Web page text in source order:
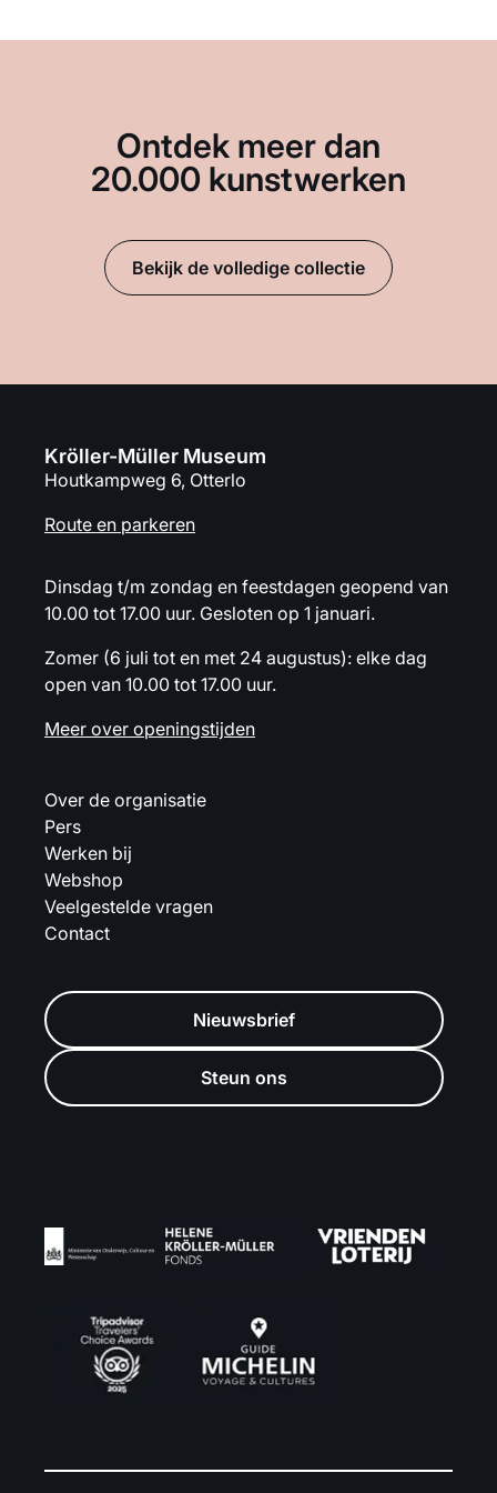
Ontdek meer dan
20.000 kunstwerken
Bekijk de volledige collectie
Kröller-Müller Museum
Houtkampweg 6, Otterlo
Route en parkeren
Dinsdag t/m zondag en feestdagen geopend van
10.00 tot 17.00 uur. Gesloten op 1 januari.
Zomer (6 juli tot en met 24 augustus): elke dag
open van 10.00 tot 17.00 uur.
Meer over openingstijden
Over de organisatie
Pers
Werken bij
Webshop
Veelgestelde vragen
Contact
Nieuwsbrief
Steun ons